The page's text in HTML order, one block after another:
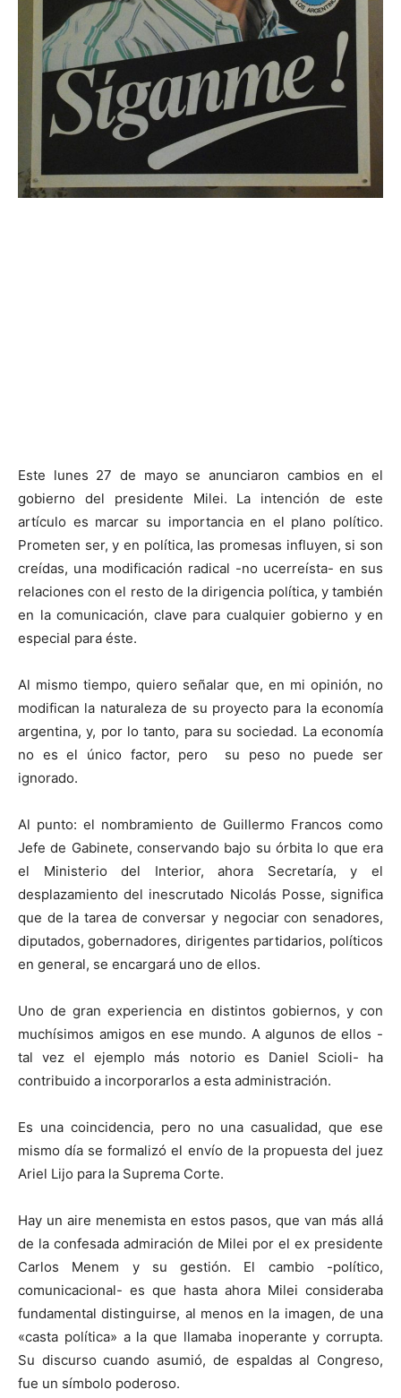
Este lunes 27 de mayo se anunciaron cambios en el
gobierno del presidente Milei. La intención de este
artículo es marcar su importancia en el plano político.
Prometen ser, y en política, las promesas influyen, si son
creídas, una modificación radical -no ucerreísta- en sus
relaciones con el resto de la dirigencia política, y también
en la comunicación, clave para cualquier gobierno y en
especial para éste.
Al mismo tiempo, quiero señalar que, en mi opinión, no
modifican la naturaleza de su proyecto para la economía
argentina, y, por lo tanto, para su sociedad. La economía
no es el único factor, pero su peso no puede ser
ignorado.
Al punto: el nombramiento de Guillermo Francos como
Jefe de Gabinete, conservando bajo su órbita lo que era
el Ministerio del Interior, ahora Secretaría, y el
desplazamiento del inescrutado Nicolás Posse, significa
que de la tarea de conversar y negociar con senadores,
diputados, gobernadores, dirigentes partidarios, políticos
en general, se encargará uno de ellos.
Uno de gran experiencia en distintos gobiernos, y con
muchísimos amigos en ese mundo. A algunos de ellos -
tal vez el ejemplo más notorio es Daniel Scioli- ha
contribuido a incorporarlos a esta administración.
Es una coincidencia, pero no una casualidad, que ese
mismo día se formalizó el envío de la propuesta del juez
Ariel Lijo para la Suprema Corte.
Hay un aire menemista en estos pasos, que van más allá
de la confesada admiración de Milei por el ex presidente
Carlos Menem y su gestión. El cambio -político,
comunicacional- es que hasta ahora Milei consideraba
fundamental distinguirse, al menos en la imagen, de una
«casta política» a la que llamaba inoperante y corrupta.
Su discurso cuando asumió, de espaldas al Congreso,
fue un símbolo poderoso.